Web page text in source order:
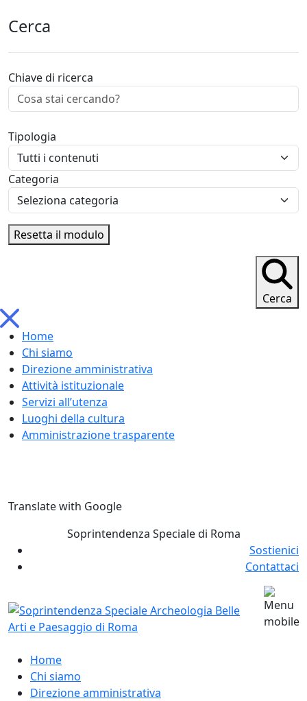
Cerca
Chiave di ricerca
Tipologia
Categoria
Resetta il modulo
Cerca
Home
Chi siamo
Direzione amministrativa
Attività istituzionale
Servizi all’utenza
Luoghi della cultura
Amministrazione trasparente
SkipTranslate with Google
Soprintendenza Speciale di Roma
Sostienici
Contattaci
Home
Chi siamo
Direzione amministrativa